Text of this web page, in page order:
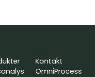
Kontakt
OmniProcess